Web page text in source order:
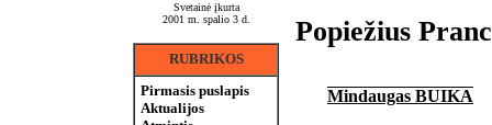
Svetainė įkurta
2001 m. spalio 3 d.
RUBRIKOS
Pirmasis puslapis
Aktualijos
Popiežius
Mindaugas BUIKA